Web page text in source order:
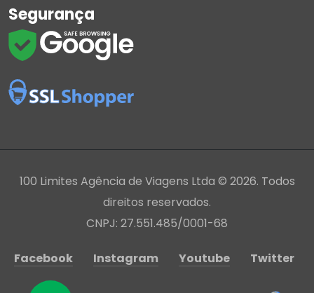
Segurança
100 Limites Agência de Viagens Ltda © 2026. Todos
direitos reservados.
CNPJ: 27.551.485/0001-68
Facebook Instagram Youtube Twitter